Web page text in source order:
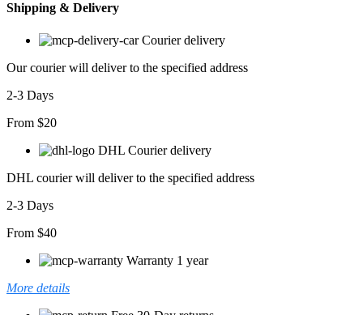
shirt
Shipping & Delivery
Courier delivery
Our courier will deliver to the specified address
2-3 Days
From $20
DHL Courier delivery
DHL courier will deliver to the specified address
2-3 Days
From $40
Warranty 1 year
More details